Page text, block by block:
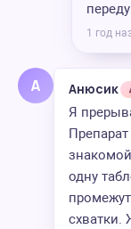
1 год
А Анюсик
Я
одну
схватки.